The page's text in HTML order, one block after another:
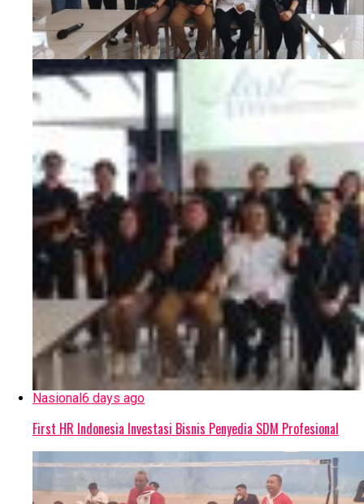
Nasional 6 days ago
First HR Indonesia Investasi Bisnis Penyedia SDM Profesional